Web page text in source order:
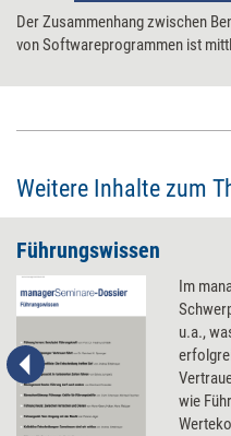
Der Zusammenhang zwischen
von Softwareprogrammen ist
umständliche Menüs und
Grafische Benutzeroberflächen
Routine werden. Der Beitrag
Weitere Inhalte zum
Führungswissen
Im
u.a.,
wie